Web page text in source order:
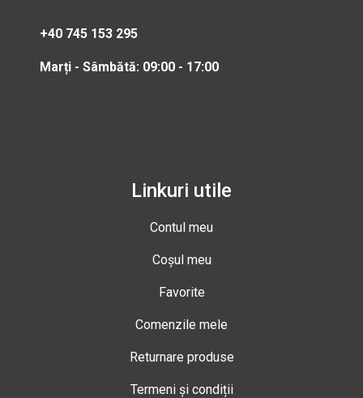
+40 745 153 295
Marți - Sâmbătă: 09:00 - 17:00
Linkuri utile
Contul meu
Coșul meu
Favorite
Comenzile mele
Returnare produse
Termeni și condiții